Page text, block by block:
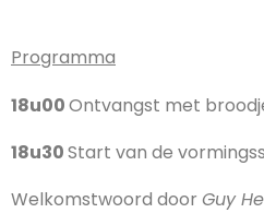
Programma
18u00Ontvangst met
18u30Start van de
Welkomstwoord door Guy